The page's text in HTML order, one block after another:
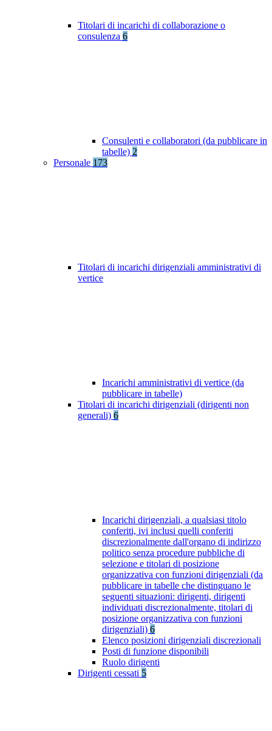
Titolari di incarichi di collaborazione o
consulenza 6
Consulenti e collaboratori (da pubblicare in
tabelle) 2
Personale 173
Titolari di incarichi dirigenziali amministrativi di
vertice
Incarichi amministrativi di vertice (da
pubblicare in tabelle)
Titolari di incarichi dirigenziali (dirigenti non
generali) 6
Incarichi dirigenziali, a qualsiasi titolo
conferiti, ivi inclusi quelli conferiti
discrezionalmente dall'organo di indirizzo
politico senza procedure pubbliche di
selezione e titolari di posizione
organizzativa con funzioni dirigenziali (da
pubblicare in tabelle che distinguano le
seguenti situazioni: dirigenti, dirigenti
individuati discrezionalmente, titolari di
posizione organizzativa con funzioni
dirigenziali) 6
Elenco posizioni dirigenziali discrezionali
Posti di funzione disponibili
Ruolo dirigenti
Dirigenti cessati 5